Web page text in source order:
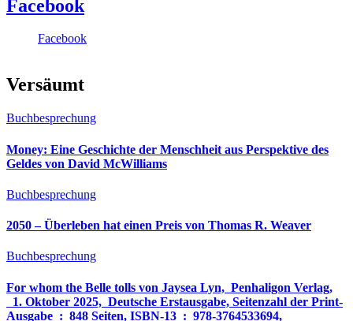
Facebook
Facebook
Versäumt
Buchbesprechung
Money: Eine Geschichte der Menschheit aus Perspektive des
Geldes von David McWilliams
Buchbesprechung
2050 – Überleben hat einen Preis von Thomas R. Weaver
Buchbesprechung
For whom the Belle tolls von Jaysea Lyn, ‎ Penhaligon Verlag,
‎ 1. Oktober 2025, ‎ Deutsche Erstausgabe, Seitenzahl der Print-
Ausgabe ‏ : ‎ 848 Seiten, ISBN-13 ‏ : ‎ 978-3764533694,